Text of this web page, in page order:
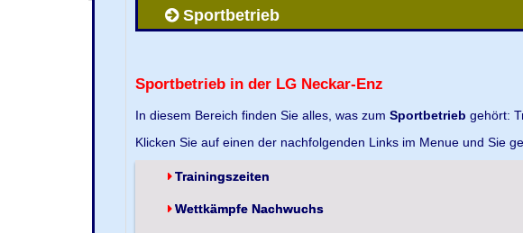
Sportbetrieb
Sportbetrieb in der LG Neckar-Enz
In diesem Bereich finden Sie alles, was zumSportbetrieb gehört:
Klicken Sie auf einen der nachfolgenden Links im Menue und Sie
Trainingszeiten
Wettkämpfe Nachwuchs